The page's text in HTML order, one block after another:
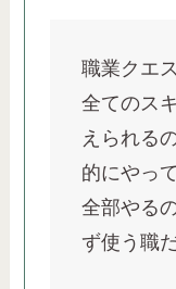
職業クエ
全てのス
えられる
的にやっ
全部やる
ず使う職